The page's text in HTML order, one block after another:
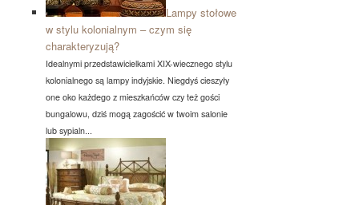
Lampy stołowe
w stylu kolonialnym – czym się
charakteryzują?
Idealnymi przedstawicielkami XIX-wiecznego stylu
kolonialnego są lampy indyjskie. Niegdyś cieszyły
one oko każdego z mieszkańców czy też gości
bungalowu, dziś mogą zagościć w twoim salonie
lub sypialn...